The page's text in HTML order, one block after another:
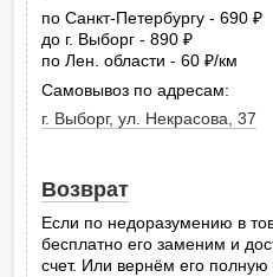
по Санкт-Петербургу - 690
до г. Выборг - 890
по Лен. области - 60
руб.
/км
Самовывоз по адресам:
г. Выборг, ул. Некрасова, 37
Возврат
Если по недоразумению в
бесплатно его заменим и
счет. Или вернём его полную